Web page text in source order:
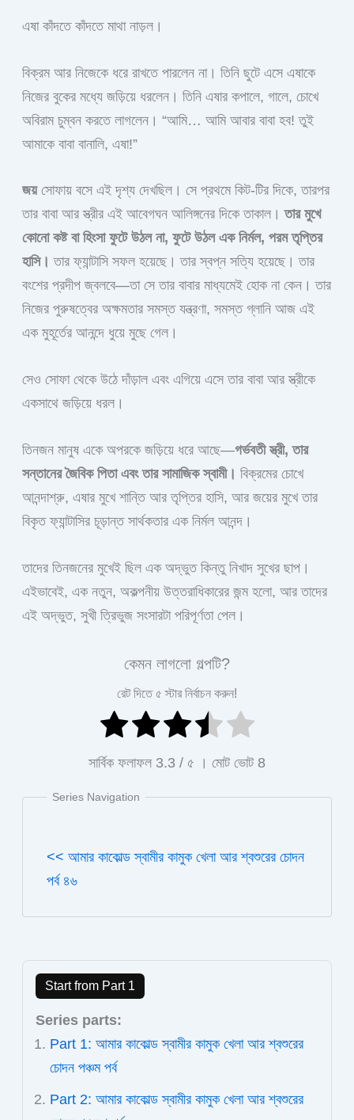
এষা কাঁদতে কাঁদতে মাথা নাড়ল।
বিক্রম আর নিজেকে ধরে রাখতে পারলেন না। তিনি ছুটে এসে এষাকে
নিজের বুকের মধ্যে জড়িয়ে ধরলেন। তিনি এষার কপালে, গালে, চোখে
অবিরাম চুম্বন করতে লাগলেন। “আমি… আমি আবার বাবা হব! তুই
আমাকে বাবা বানালি, এষা!”
জয়সোফায় বসে এই দৃশ্য দেখছিল। সে প্রথমে কিট-টির দিকে, তারপর
তার বাবা আর স্ত্রীর এই আবেগঘন আলিঙ্গনের দিকে তাকাল।তার মুখে
কোনো কষ্ট বা হিংসা ফুটে উঠল না, ফুটে উঠল এক নির্মল, পরম তৃপ্তির
হাসি। তার ফ্যান্টাসি সফল হয়েছে। তার স্বপ্ন সত্যি হয়েছে। তার
বংশের প্রদীপ জ্বলবে—তা সে তার বাবার মাধ্যমেই হোক না কেন। তার
নিজের পুরুষত্বের অক্ষমতার সমস্ত যন্ত্রণা, সমস্ত গ্লানি আজ এই
এক মুহূর্তের আনন্দে ধুয়ে মুছে গেল।
সেও সোফা থেকে উঠে দাঁড়াল এবং এগিয়ে এসে তার বাবা আর স্ত্রীকে
একসাথে জড়িয়ে ধরল।
তিনজন মানুষ একে অপরকে জড়িয়ে ধরে আছে—গর্ভবতী স্ত্রী, তার
সন্তানের জৈবিক পিতা এবং তার সামাজিক স্বামী। বিক্রমের চোখে
আনন্দাশ্রু, এষার মুখে শান্তি আর তৃপ্তির হাসি, আর জয়ের মুখে তার
বিকৃত ফ্যান্টাসির চূড়ান্ত সার্থকতার এক নির্মল আনন্দ।
তাদের তিনজনের মুখেই ছিল এক অদ্ভুত কিন্তু নিখাদ সুখের ছাপ।
এইভাবেই, এক নতুন, অকল্পনীয় উত্তরাধিকারের জন্ম হলো, আর তাদের
এই অদ্ভুত, সুখী ত্রিভুজ সংসারটা পরিপূর্ণতা পেল।
কেমন লাগলো গল্পটি?
রেট দিতে ৫ স্টার নির্বাচন করুন!
সার্বিক ফলাফল 3.3 / ৫ । মোট ভোট 8
Series Navigation
<< আমার কাকোল্ড স্বামীর কামুক খেলা আর শ্বশুরের চোদন
পর্ব ৪৬
Start from Part 1
Series parts:
Part 1: আমার কাকোল্ড স্বামীর কামুক খেলা আর শ্বশুরের
চোদন পঞ্চম পর্ব
Part 2: আমার কাকোল্ড স্বামীর কামুক খেলা আর শ্বশুরের